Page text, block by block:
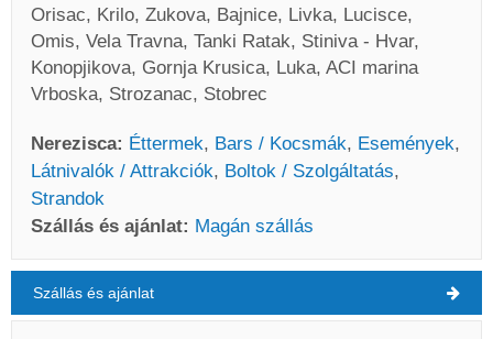
Orisac, Krilo, Zukova, Bajnice, Livka, Lucisce,
Omis, Vela Travna, Tanki Ratak, Stiniva - Hvar,
Konopjikova, Gornja Krusica, Luka, ACI marina
Vrboska, Strozanac, Stobrec
Nerezisca: Éttermek, Bars / Kocsmák, Események,
Látnivalók / Attrakciók, Boltok / Szolgáltatás,
Strandok
Szállás és ajánlat: Magán szállás
Nerezisca Időjárás
Szállás és ajánlat